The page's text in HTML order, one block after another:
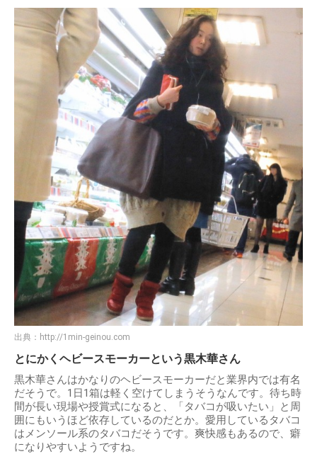
出典： http://1min-geinou.com
とにかくヘビースモーカーという黒木華さん
黒木華さんはかなりのヘビースモーカーだと業界内では有名
だそうで。1日1箱は軽く空けてしまうそうなんです。待ち時
間が長い現場や授賞式になると、「タバコが吸いたい」と周
囲にもいうほど依存しているのだとか。愛用しているタバコ
はメンソール系のタバコだそうです。爽快感もあるので、癖
になりやすいようですね。